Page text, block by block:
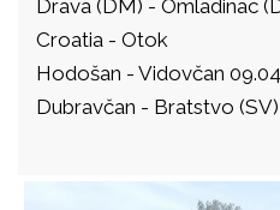
Drava (DM) - Omladinac
Croatia - Otok
Hodošan - Vidovčan
Dubravčan - Bratstvo (SV)